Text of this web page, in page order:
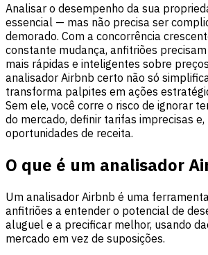
Analisar o desempenho da sua
essencial — mas não precisa ser
demorado. Com a concorrência
constante mudança, anfitriões
mais rápidas e inteligentes sobre
analisador Airbnb certo não só
transforma palpites em ações
Sem ele, você corre o risco de ignorar
do mercado, definir tarifas imprecisas
oportunidades de receita.
O que é um analisador
Um analisador Airbnb é uma
anfitriões a entender o potencial de
aluguel e a precificar melhor, usando
mercado em vez de suposições.